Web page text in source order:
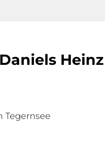
Heinz
Tegernsee